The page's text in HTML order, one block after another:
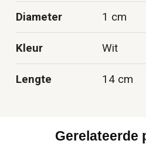
Diameter 1 cm
Kleur Wit
Lengte 14 cm
Gerelateerde